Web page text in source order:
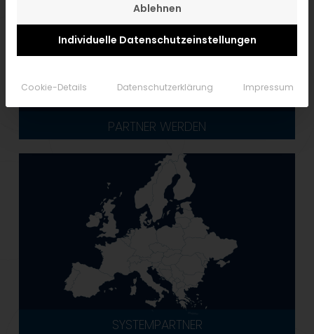
PARTNER WERDEN
SYSTEMPARTNER
Ablehnen
Individuelle Datenschutzeinstellungen
Cookie-Details Datenschutzerklärung Impressum